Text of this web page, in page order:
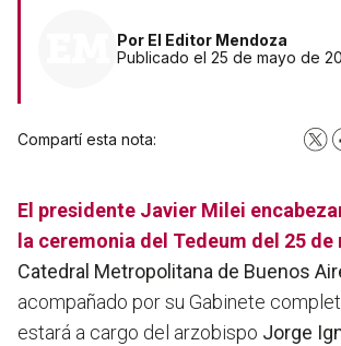
Por El Editor Mendoza
Publicado el 25 de mayo de
Compartí esta nota: X
El presidente Javier Milei
la ceremonia del Tedeum del 25 de
Catedral Metropolitana de Buenos
acompañado por su Gabinete
estará a cargo del arzobispo Jorge